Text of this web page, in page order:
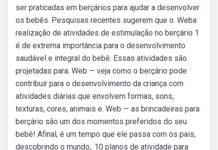
ser praticadas em berçários para ajudar a desenvolver
os bebês. Pesquisas recentes sugerem que o. Weba
realização de atividades de estimulação no berçário 1
é de extrema importância para o desenvolvimento
saudável e integral do bebê. Essas atividades são
projetadas para. Web — veja como o berçário pode
contribuir para o desenvolvimento da criança com
atividades diárias que envolvem formas, sons,
texturas, cores, animais e. Web — as brincadeiras para
berçário são um dos momentos preferidos do seu
bebê! Afinal, é um tempo que ele passa com os pais,
descobrindo o mundo,. 10 planos de atividade para